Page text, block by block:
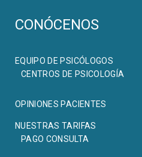
CONÓCENOS
EQUIPO DE PSICÓLOGOS
CENTROS DE PSICOLOGÍA
OPINIONES PACIENTES
NUESTRAS TARIFAS
PAGO CONSULTA